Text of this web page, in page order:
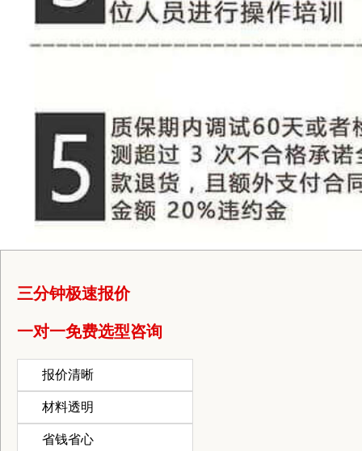
三分钟极速报价
一对一免费选型咨询
报价清晰
材料透明
省钱省心